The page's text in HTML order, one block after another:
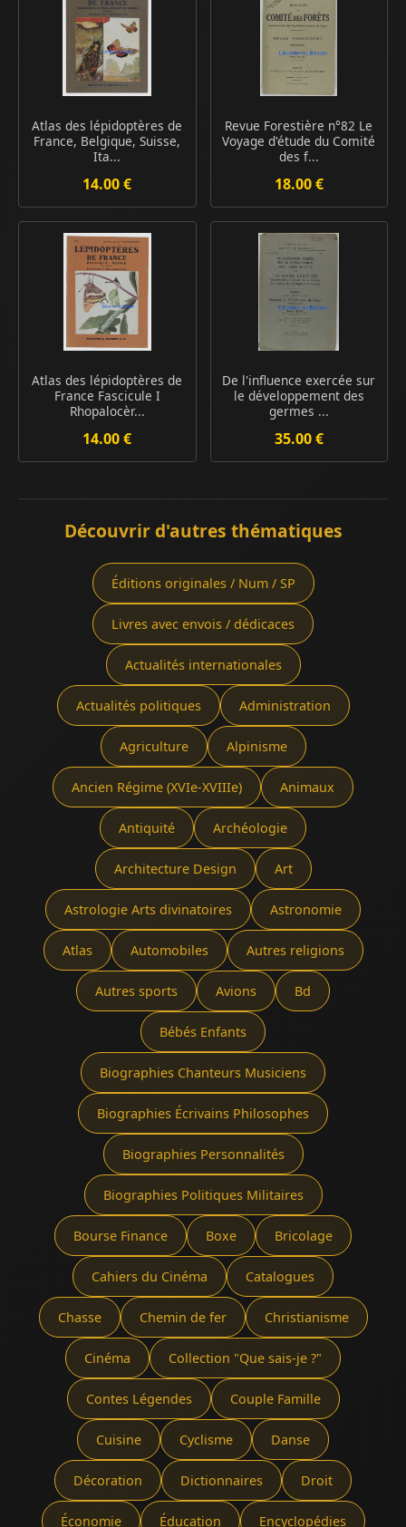
Atlas des lépidoptères de
France, Belgique, Suisse,
Ita...
14.00 €
Revue Forestière n°82 Le
Voyage d'étude du Comité
des f...
18.00 €
Atlas des lépidoptères de
France Fascicule I
Rhopalocèr...
14.00 €
De l'influence exercée sur
le développement des
germes ...
35.00 €
Découvrir d'autres thématiques
Éditions originales / Num / SP
Livres avec envois / dédicaces
Actualités internationales
Actualités politiques Administration
Agriculture Alpinisme
Ancien Régime (XVIe-XVIIIe) Animaux
Antiquité Archéologie
Architecture Design Art
Astrologie Arts divinatoires Astronomie
Atlas Automobiles Autres religions
Autres sports Avions Bd
Bébés Enfants
Biographies Chanteurs Musiciens
Biographies Écrivains Philosophes
Biographies Personnalités
Biographies Politiques Militaires
Bourse Finance Boxe Bricolage
Cahiers du Cinéma Catalogues
Chasse Chemin de fer Christianisme
Cinéma Collection "Que sais-je ?"
Contes Légendes Couple Famille
Cuisine Cyclisme Danse
Décoration Dictionnaires Droit
Économie Éducation Encyclopédies